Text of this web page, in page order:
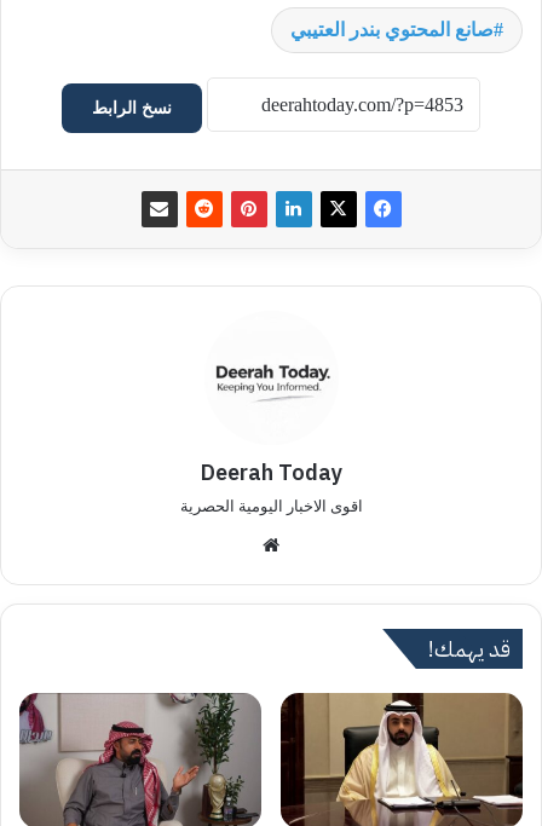
صانع المحتوي بندر العتيبي
نسخ الرابط
Deerah Today
اقوى الاخبار اليومية الحصرية
الوي
قد يهمك!